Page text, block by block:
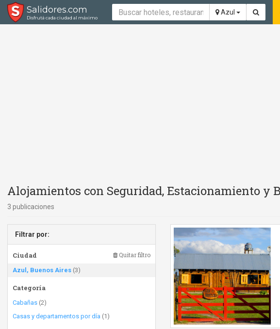
Salidores.com
Disfrutá cada ciudad al máximo
Azul
Alojamientos con Seguridad, Estacionamiento y
3 publicaciones
Filtrar por:
Ciudad Quitar filtro
Azul, Buenos Aires (3)
Categoría
Cabañas (2)
Casas y departamentos por día (1)